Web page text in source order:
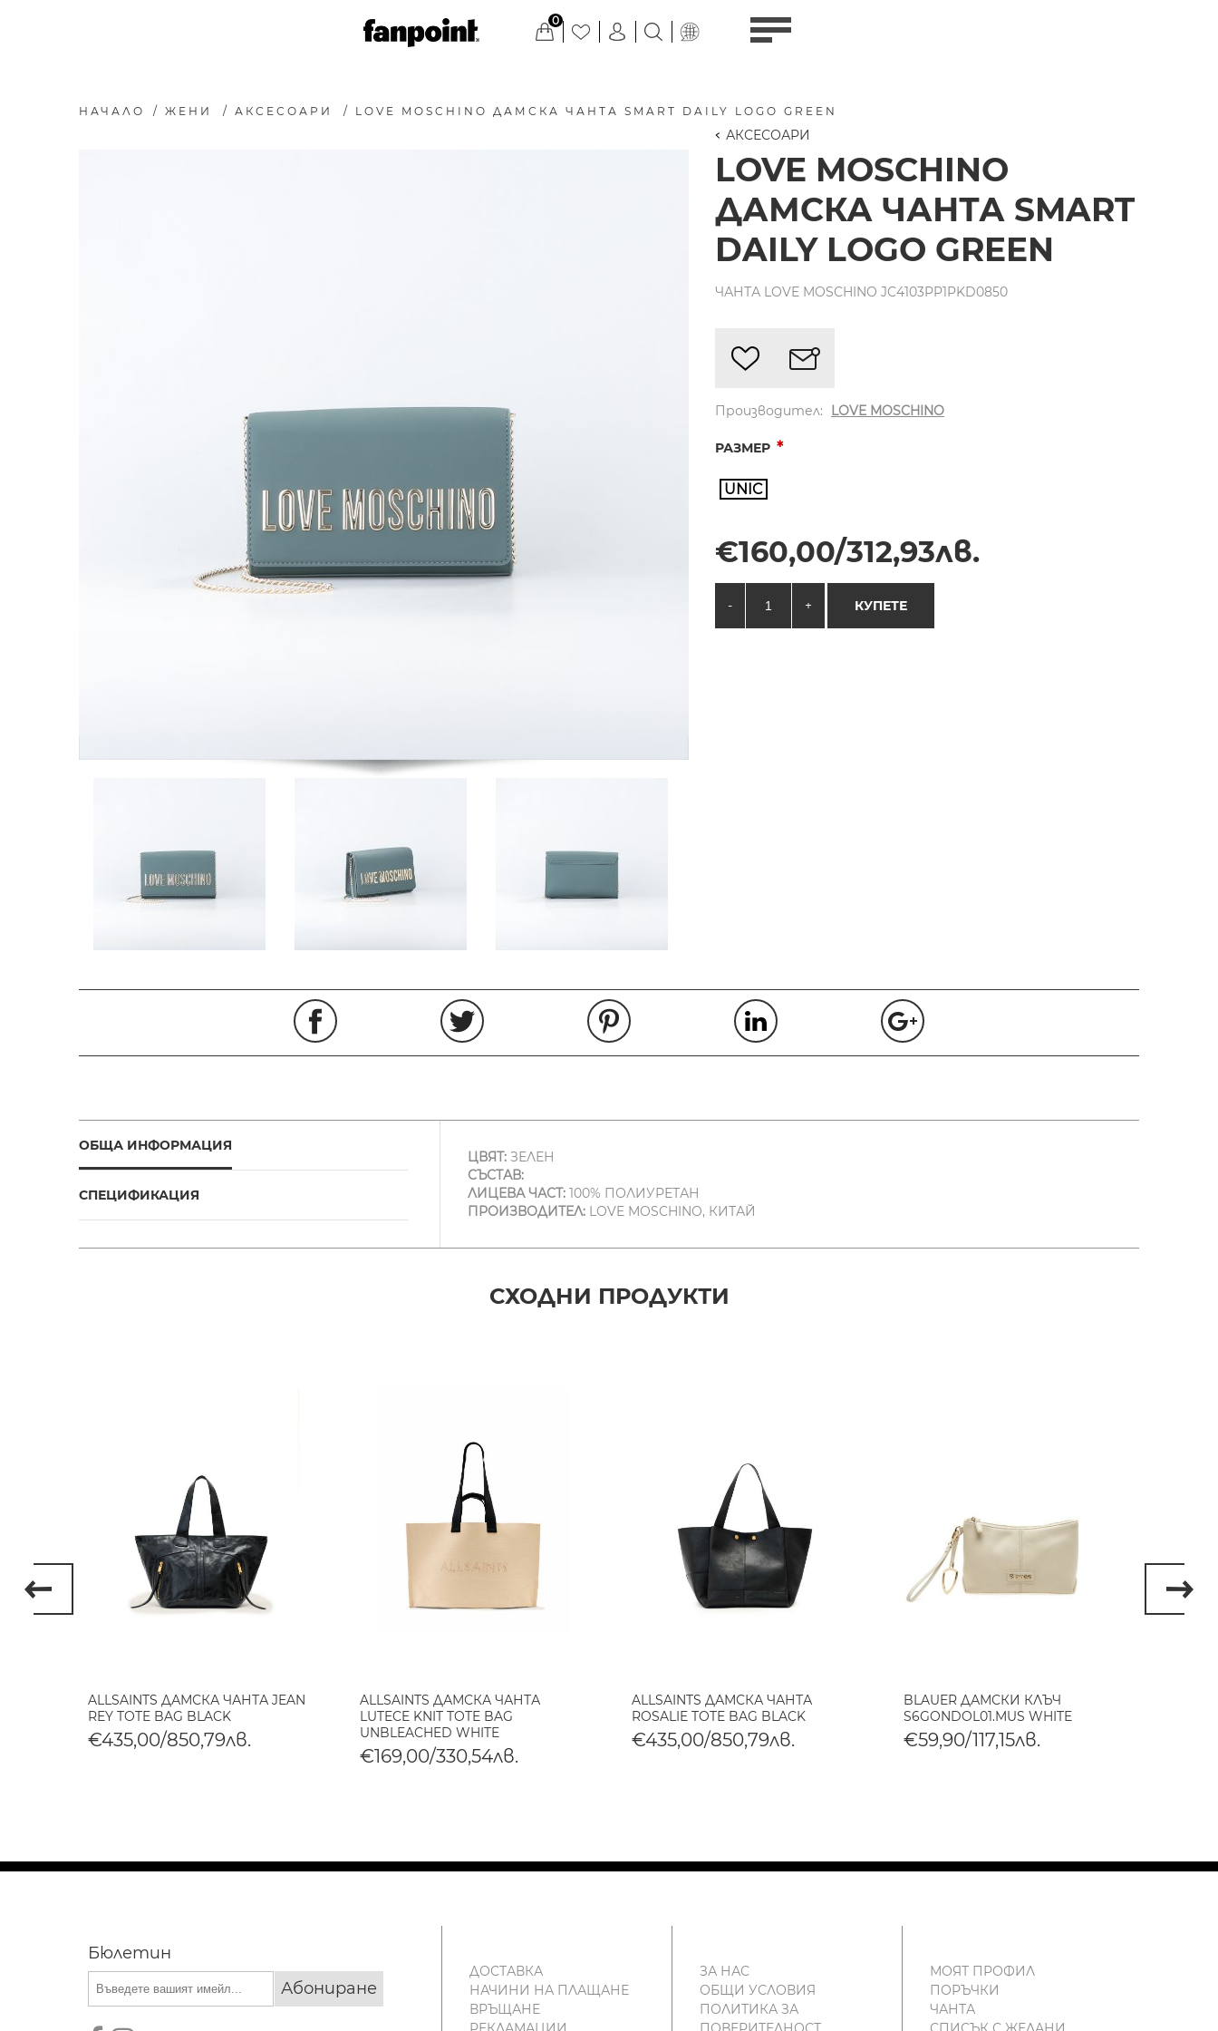
0
НАЧАЛО / ЖЕНИ / АКСЕСОАРИ / LOVE MOSCHINO ДАМСКА ЧАНТА SMART DAILY LOGO GREEN
АКСЕСОАРИ
LOVE MOSCHINO
ДАМСКА ЧАНТА SMART
DAILY LOGO GREEN
ЧАНТА LOVE MOSCHINO JC4103PP1PKD0850
Производител: LOVE MOSCHINO
РАЗМЕР *
UNIC
€160,00/312,93лв.
- + КУПЕТЕ
ОБЩА ИНФОРМАЦИЯ
СПЕЦИФИКАЦИЯ
ЦВЯТ:ЗЕЛЕН
СЪСТАВ:
ЛИЦЕВА ЧАСТ:100% ПОЛИУРЕТАН
ПРОИЗВОДИТЕЛ:LOVE MOSCHINO, КИТАЙ
СХОДНИ ПРОДУКТИ
ALLSAINTS ДАМСКА ЧАНТА JEAN
REY TOTE BAG BLACK
€435,00/850,79лв.
ALLSAINTS ДАМСКА ЧАНТА
LUTECE KNIT TOTE BAG
UNBLEACHED WHITE
€169,00/330,54лв.
ALLSAINTS ДАМСКА ЧАНТА
ROSALIE TOTE BAG BLACK
€435,00/850,79лв.
BLAUER ДАМСКИ КЛЪЧ
S6GONDOL01.MUS WHITE
€59,90/117,15лв.
Бюлетин
Абониране
ДОСТАВКА
НАЧИНИ НА ПЛАЩАНЕ
ВРЪЩАНЕ
ЗА НАС
ОБЩИ УСЛОВИЯ
ПОЛИТИКА ЗА
МОЯТ ПРОФИЛ
ПОРЪЧКИ
ЧАНТА